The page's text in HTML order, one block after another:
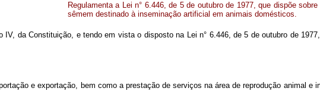
Regulamenta a Lei n° 6.446, de 5 de outubro de 1977, que dispõe
sêmem destinado à inseminação artificial em animais domésticos.
da Constituição, e tendo em vista o disposto na Lei n° 6.446, de 5 de outubro de
e exportação, bem como a prestação de serviços na área de reprodução animal e